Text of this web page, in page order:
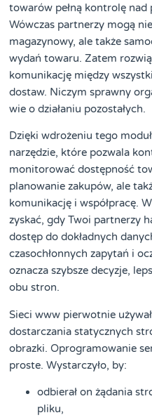
towarów pełną kontrolę nad
Wówczas partnerzy mogą
magazynowy, ale także
wydań towaru. Zatem
komunikację między
dostaw. Niczym sprawny
wie o działaniu pozostałych.
Dzięki wdrożeniu tego
narzędzie, które pozwala
monitorować dostępność
planowanie zakupów, ale
komunikację i współpracę.
zyskać, gdy Twoi partnerzy
dostęp do dokładnych
czasochłonnych zapytań i
oznacza szybsze decyzje,
obu stron.
Sieci www pierwotnie
dostarczania statycznych
obrazki. Oprogramowanie
proste. Wystarczyło, by:
odbierał on żądania
pliku,